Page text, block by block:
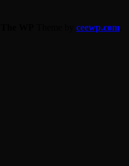
ceewp.com